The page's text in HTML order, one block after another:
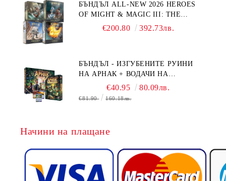
БЪНДЪЛ ALL-NEW 2026 HEROES
OF MIGHT & MAGIC III: THE
BOARD GAME EXPANSIONS -
€200.80 392.73лв.
БЪНДЪЛ - ИЗГУБЕНИТЕ РУИНИ
НА АРНАК + ВОДАЧИ НА
ЕКСПЕДИЦИИ + ПРОМО КАРТИ
БЕЗПЛАТНО
€40.95 80.09лв.
€81.90 160.18лв.
Начини на плащане